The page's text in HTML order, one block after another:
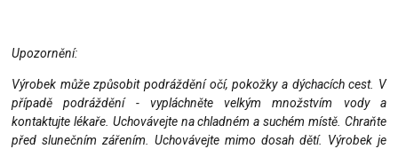
Upozornění:
Výrobek může způsobit podráždění očí, pokožky a dýchacích cest. V
případě podráždění - vypláchněte velkým množstvím vody a
kontaktujte lékaře. Uchovávejte na chladném a suchém místě. Chraňte
před slunečním zářením. Uchovávejte mimo dosah dětí. Výrobek je